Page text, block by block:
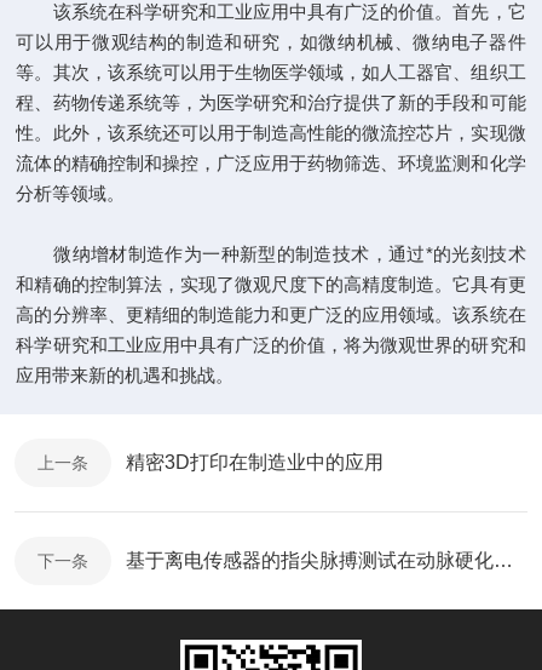
该系统在科学研究和工业应用中具有广泛的价值。首先，它
可以用于微观结构的制造和研究，如微纳机械、微纳电子器件
等。其次，该系统可以用于生物医学领域，如人工器官、组织工
程、药物传递系统等，为医学研究和治疗提供了新的手段和可能
性。此外，该系统还可以用于制造高性能的微流控芯片，实现微
流体的精确控制和操控，广泛应用于药物筛选、环境监测和化学
分析等领域。
微纳增材制造作为一种新型的制造技术，通过*的光刻技术
和精确的控制算法，实现了微观尺度下的高精度制造。它具有更
高的分辨率、更精细的制造能力和更广泛的应用领域。该系统在
科学研究和工业应用中具有广泛的价值，将为微观世界的研究和
应用带来新的机遇和挑战。
上一条 精密3D打印在制造业中的应用
下一条 基于离电传感器的指尖脉搏测试在动脉硬化中的应用